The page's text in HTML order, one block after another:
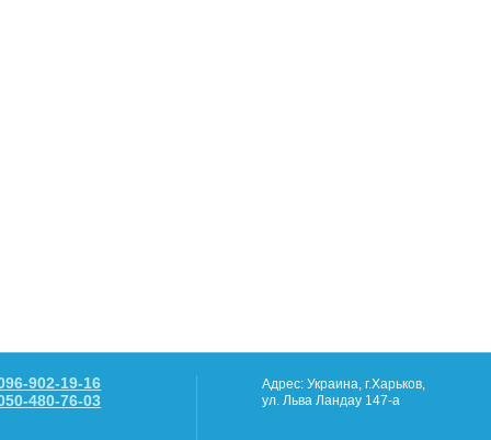
902-19-16
480-76-03
Адрес: Украина, г.Харьков,
ул. Льва Ландау 147-а